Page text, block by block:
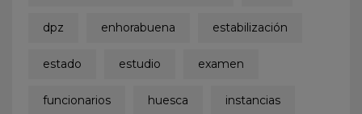
dpz enhorabuena estabilización
estado estudio examen
funcionarios huesca instancias